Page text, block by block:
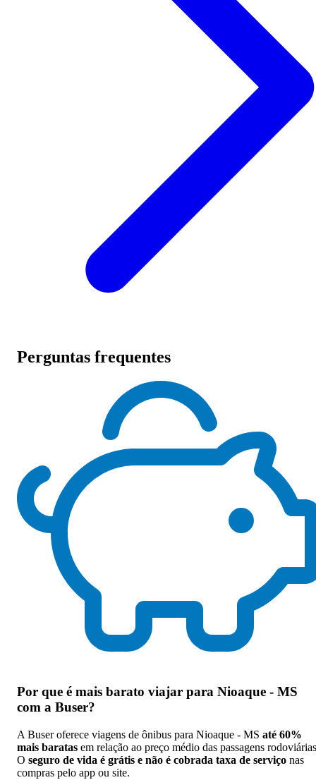
Perguntas frequentes
Por que é mais barato viajar para Nioaque - MS
com a Buser?
A Buser oferece viagens de ônibus para Nioaque - MS até 60%
mais baratas em relação ao preço médio das passagens
O seguro de vida é grátis e não é cobrada taxa de serviço nas
compras pelo app ou site.